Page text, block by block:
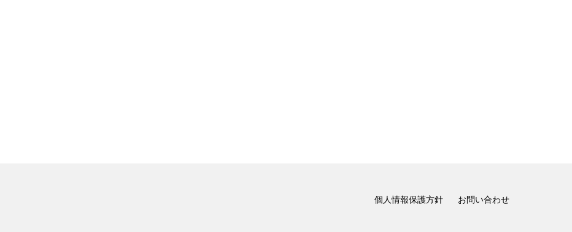
個人情報保護方針 お問い合わせ